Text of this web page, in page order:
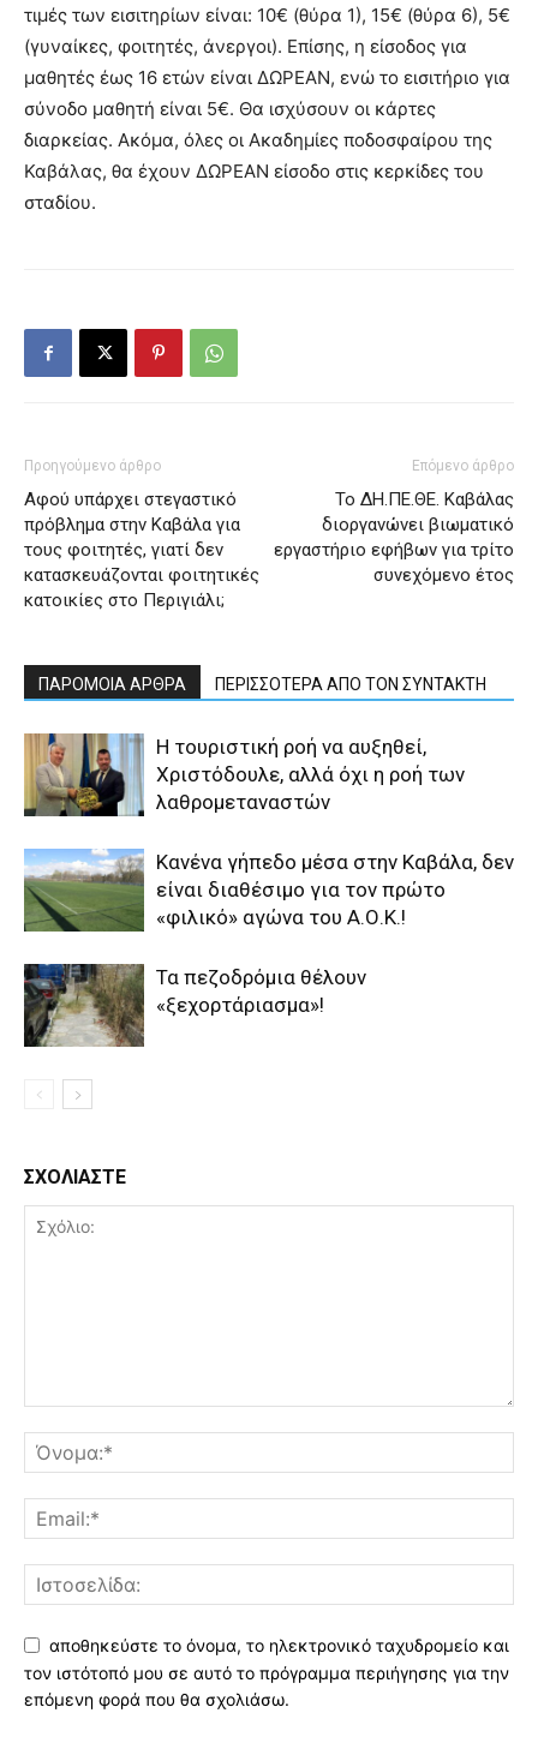
τιμές των εισιτηρίων είναι: 10€ (θύρα 1), 15€ (θύρα 6), 5€
(γυναίκες, φοιτητές, άνεργοι). Επίσης, η είσοδος για
μαθητές έως 16 ετών είναι ΔΩΡΕΑΝ, ενώ το εισιτήριο για
σύνοδο μαθητή είναι 5€. Θα ισχύσουν οι κάρτες
διαρκείας. Ακόμα, όλες οι Ακαδημίες ποδοσφαίρου της
Καβάλας, θα έχουν ΔΩΡΕΑΝ είσοδο στις κερκίδες του
σταδίου.
Προηγούμενο άρθρο
Αφού υπάρχει στεγαστικό
πρόβλημα στην Καβάλα για
τους φοιτητές, γιατί δεν
κατασκευάζονται φοιτητικές
κατοικίες στο Περιγιάλι;
Επόμενο άρθρο
Το ΔΗ.ΠΕ.ΘΕ. Καβάλας
διοργανώνει βιωματικό
εργαστήριο εφήβων για τρίτο
συνεχόμενο έτος
ΠΑΡΟΜΟΙΑ ΑΡΘΡΑ ΠΕΡΙΣΣΟΤΕΡΑ ΑΠΟ ΤΟΝ ΣΥΝΤΑΚΤΗ
Η τουριστική ροή να αυξηθεί,
Χριστόδουλε, αλλά όχι η ροή των
λαθρομεταναστών
Κανένα γήπεδο μέσα στην Καβάλα, δεν
είναι διαθέσιμο για τον πρώτο
«φιλικό» αγώνα του Α.Ο.Κ.!
Τα πεζοδρόμια θέλουν
«ξεχορτάριασμα»!
ΣΧΟΛΙΑΣΤΕ
αποθηκεύστε το όνομα, το ηλεκτρονικό ταχυδρομείο και
τον ιστότοπό μου σε αυτό το πρόγραμμα περιήγησης για την
επόμενη φορά που θα σχολιάσω.